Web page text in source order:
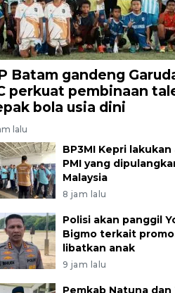
Batam gandeng
perkuat pembinaan
bola usia dini
lalu
BP3MI Kepri lakukan
PMI yang
Malaysia
8 jam lalu
Polisi akan panggil
Bigmo terkait
libatkan anak
9 jam lalu
Pemkab Natuna dan